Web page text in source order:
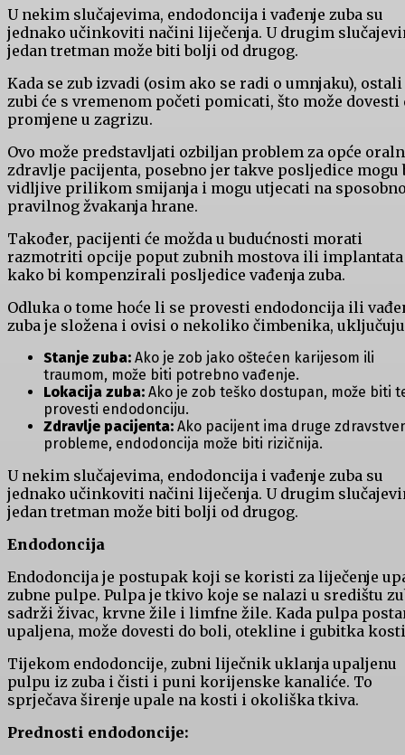
U nekim slučajevima, endodoncija i vađenje zuba su
jednako učinkoviti načini liječenja. U drugim
jedan tretman može biti bolji od drugog.
Kada se zub izvadi (osim ako se radi o umnjaku), ostali
zubi će s vremenom početi pomicati, što može dovesti
promjene u zagrizu.
Ovo može predstavljati ozbiljan problem za opće
zdravlje pacijenta, posebno jer takve posljedice mogu
vidljive prilikom smijanja i mogu utjecati na
pravilnog žvakanja hrane.
Također, pacijenti će možda u budućnosti morati
razmotriti opcije poput zubnih mostova ili implantata
kako bi kompenzirali posljedice vađenja zuba.
Odluka o tome hoće li se provesti endodoncija ili
zuba je složena i ovisi o nekoliko čimbenika,
Stanje zuba: Ako je zob jako oštećen karijesom ili
traumom, može biti potrebno vađenje.
Lokacija zuba: Ako je zob teško dostupan, može biti
provesti endodonciju.
Zdravlje pacijenta: Ako pacijent ima druge
probleme, endodoncija može biti rizičnija.
U nekim slučajevima, endodoncija i vađenje zuba su
jednako učinkoviti načini liječenja. U drugim
jedan tretman može biti bolji od drugog.
Endodoncija
Endodoncija je postupak koji se koristi za liječenje
zubne pulpe. Pulpa je tkivo koje se nalazi u središtu
sadrži živac, krvne žile i limfne žile. Kada pulpa
upaljena, može dovesti do boli, otekline i gubitka
Tijekom endodoncije, zubni liječnik uklanja upaljenu
pulpu iz zuba i čisti i puni korijenske kanaliće. To
sprječava širenje upale na kosti i okoliška tkiva.
Prednosti endodoncije: